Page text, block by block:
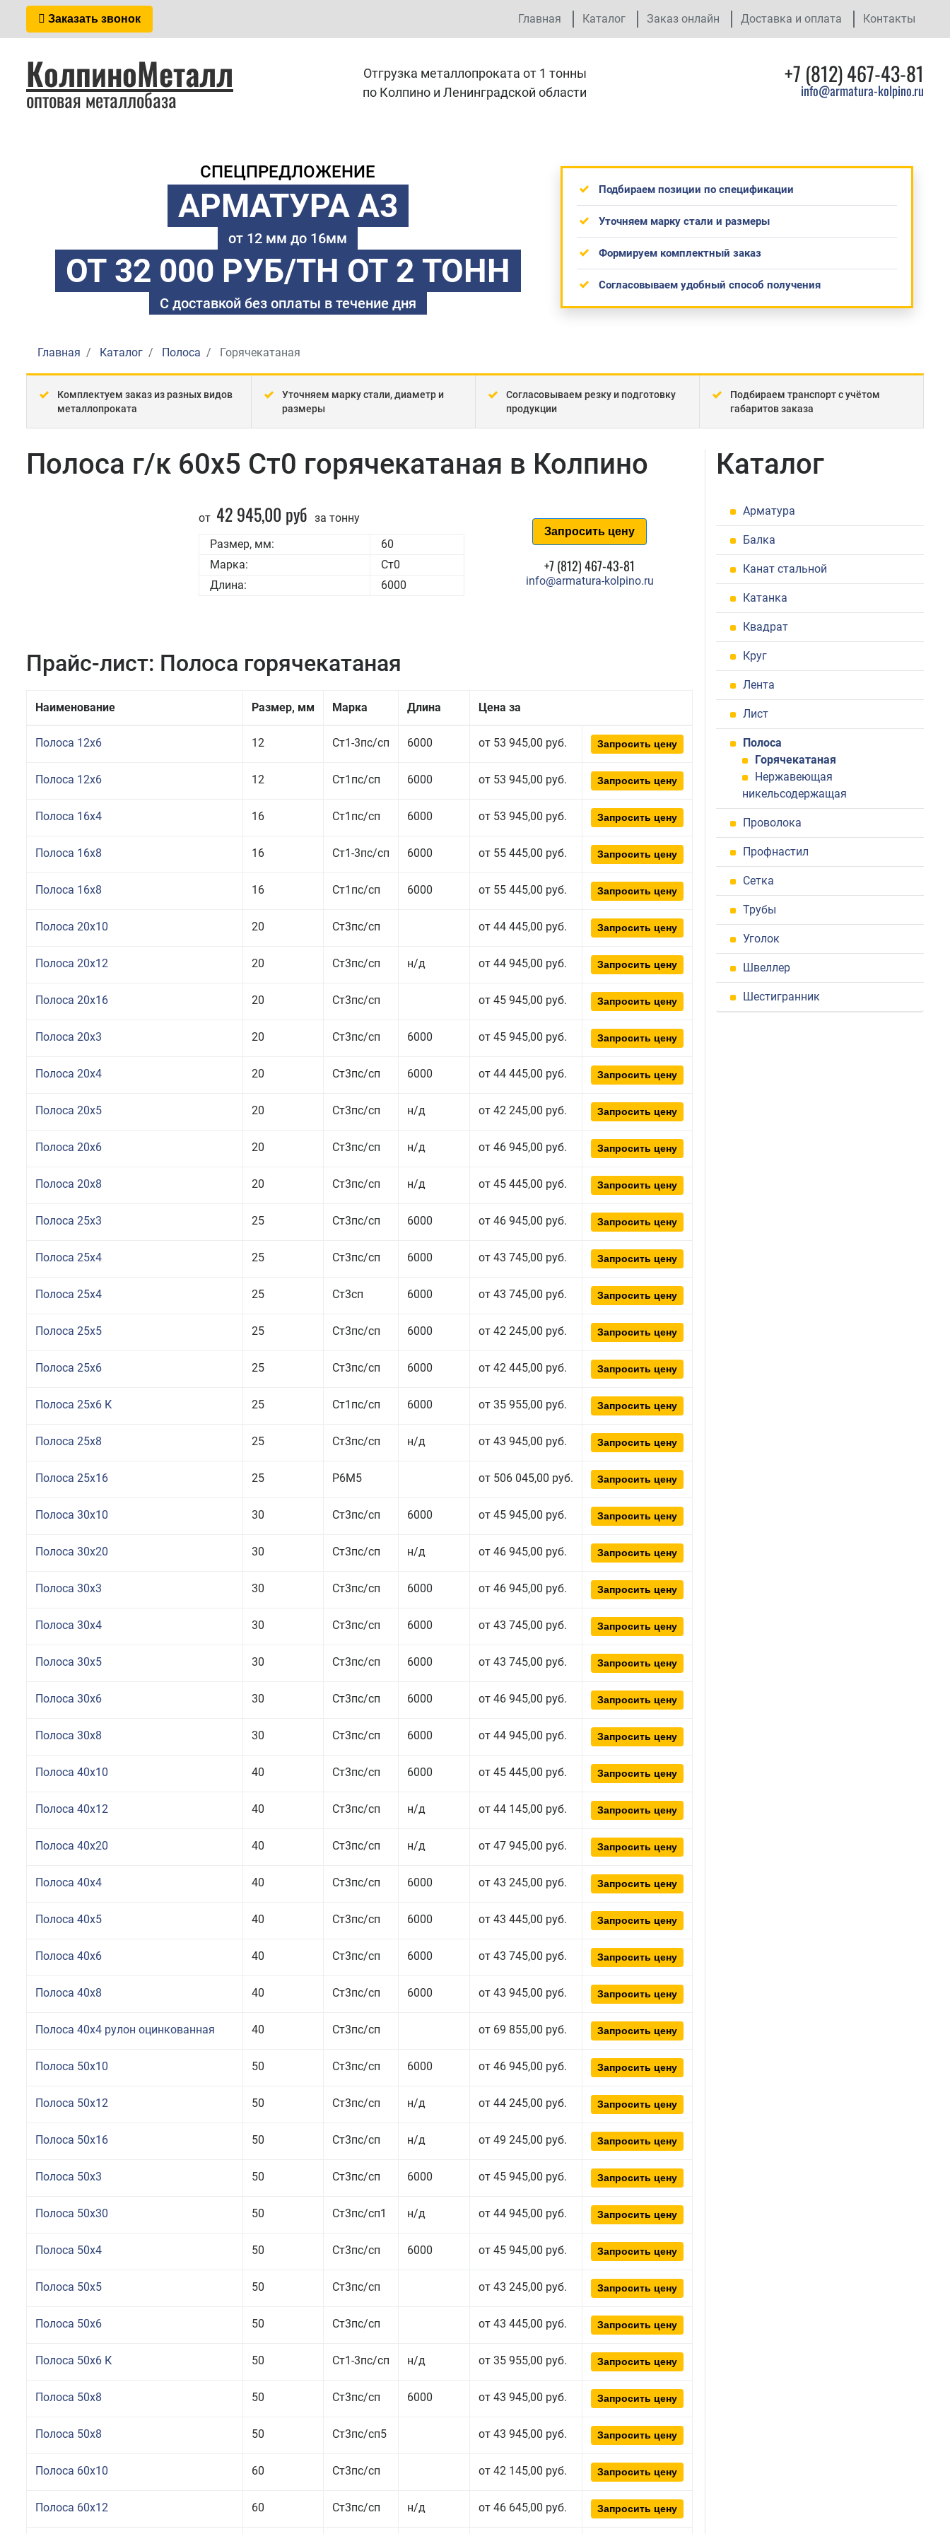
Заказать звонок Главная Каталог Заказ онлайн Доставка и оплата Контакты
КолпиноМеталл
оптовая металлобаза
Отгрузка металлопроката от 1 тонны
по Колпино и Ленинградской области
+7 (812) 467-43-81
info@armatura-kolpino.ru
СПЕЦПРЕДЛОЖЕНИЕ
АРМАТУРА А3
от 12 мм до 16мм
ОТ 32 000 РУБ/ТН ОТ 2 ТОНН
С доставкой без оплаты в течение дня
Подбираем позиции по спецификации
Уточняем марку стали и размеры
Формируем комплектный заказ
Согласовываем удобный способ получения
Главная Каталог Полоса Горячекатаная
Комплектуем заказ из разных видов
металлопроката
Уточняем марку стали, диаметр и
размеры
Согласовываем резку и подготовку
продукции
Подбираем транспорт с учётом
габаритов заказа
Полоса г/к 60x5 Ст0 горячекатаная в Колпино
от 42 945,00 руб за тонну
Размер, мм:
60
Марка:
Ст0
Длина:
6000
Запросить цену
+7 (812) 467-43-81
info@armatura-kolpino.ru
Прайс-лист: Полоса горячекатаная
Наименование Размер, мм Марка Длина Цена за
Полоса 12x6 12 Ст1-3пс/сп 6000 от 53 945,00 руб. Запросить цену
Полоса 12x6 12 Ст1пс/сп 6000 от 53 945,00 руб. Запросить цену
Полоса 16x4 16 Ст1пс/сп 6000 от 53 945,00 руб. Запросить цену
Полоса 16x8 16 Ст1-3пс/сп 6000 от 55 445,00 руб. Запросить цену
Полоса 16x8 16 Ст1пс/сп 6000 от 55 445,00 руб. Запросить цену
Полоса 20x10 20 Ст3пс/сп от 44 445,00 руб. Запросить цену
Полоса 20x12 20 Ст3пс/сп н/д от 44 945,00 руб. Запросить цену
Полоса 20x16 20 Ст3пс/сп от 45 945,00 руб. Запросить цену
Полоса 20x3 20 Ст3пс/сп 6000 от 45 945,00 руб. Запросить цену
Полоса 20x4 20 Ст3пс/сп 6000 от 44 445,00 руб. Запросить цену
Полоса 20x5 20 Ст3пс/сп н/д от 42 245,00 руб. Запросить цену
Полоса 20x6 20 Ст3пс/сп н/д от 46 945,00 руб. Запросить цену
Полоса 20x8 20 Ст3пс/сп н/д от 45 445,00 руб. Запросить цену
Полоса 25x3 25 Ст3пс/сп 6000 от 46 945,00 руб. Запросить цену
Полоса 25x4 25 Ст3пс/сп 6000 от 43 745,00 руб. Запросить цену
Полоса 25x4 25 Ст3сп 6000 от 43 745,00 руб. Запросить цену
Полоса 25x5 25 Ст3пс/сп 6000 от 42 245,00 руб. Запросить цену
Полоса 25x6 25 Ст3пс/сп 6000 от 42 445,00 руб. Запросить цену
Полоса 25x6 К 25 Ст1пс/сп 6000 от 35 955,00 руб. Запросить цену
Полоса 25x8 25 Ст3пс/сп н/д от 43 945,00 руб. Запросить цену
Полоса 25x16 25 Р6М5 от 506 045,00 руб. Запросить цену
Полоса 30x10 30 Ст3пс/сп 6000 от 45 945,00 руб. Запросить цену
Полоса 30x20 30 Ст3пс/сп н/д от 46 945,00 руб. Запросить цену
Полоса 30x3 30 Ст3пс/сп 6000 от 46 945,00 руб. Запросить цену
Полоса 30x4 30 Ст3пс/сп 6000 от 43 745,00 руб. Запросить цену
Полоса 30x5 30 Ст3пс/сп 6000 от 43 745,00 руб. Запросить цену
Полоса 30x6 30 Ст3пс/сп 6000 от 46 945,00 руб. Запросить цену
Полоса 30x8 30 Ст3пс/сп 6000 от 44 945,00 руб. Запросить цену
Полоса 40x10 40 Ст3пс/сп 6000 от 45 445,00 руб. Запросить цену
Полоса 40x12 40 Ст3пс/сп н/д от 44 145,00 руб. Запросить цену
Полоса 40x20 40 Ст3пс/сп н/д от 47 945,00 руб. Запросить цену
Полоса 40x4 40 Ст3пс/сп 6000 от 43 245,00 руб. Запросить цену
Полоса 40x5 40 Ст3пс/сп 6000 от 43 445,00 руб. Запросить цену
Полоса 40x6 40 Ст3пс/сп 6000 от 43 745,00 руб. Запросить цену
Полоса 40x8 40 Ст3пс/сп 6000 от 43 945,00 руб. Запросить цену
Полоса 40x4 рулон оцинкованная 40 Ст3пс/сп от 69 855,00 руб. Запросить цену
Полоса 50x10 50 Ст3пс/сп 6000 от 46 945,00 руб. Запросить цену
Полоса 50x12 50 Ст3пс/сп н/д от 44 245,00 руб. Запросить цену
Полоса 50x16 50 Ст3пс/сп н/д от 49 245,00 руб. Запросить цену
Полоса 50x3 50 Ст3пс/сп 6000 от 45 945,00 руб. Запросить цену
Полоса 50x30 50 Ст3пс/сп1 н/д от 44 945,00 руб. Запросить цену
Полоса 50x4 50 Ст3пс/сп 6000 от 45 945,00 руб. Запросить цену
Полоса 50x5 50 Ст3пс/сп от 43 245,00 руб. Запросить цену
Полоса 50x6 50 Ст3пс/сп от 43 445,00 руб. Запросить цену
Полоса 50x6 К 50 Ст1-3пс/сп н/д от 35 955,00 руб. Запросить цену
Полоса 50x8 50 Ст3пс/сп 6000 от 43 945,00 руб. Запросить цену
Полоса 50x8 50 Ст3пс/сп5 от 43 945,00 руб. Запросить цену
Полоса 60x10 60 Ст3пс/сп от 42 145,00 руб. Запросить цену
Полоса 60x12 60 Ст3пс/сп н/д от 46 645,00 руб. Запросить цену
Каталог
Арматура
Балка
Канат стальной
Катанка
Квадрат
Круг
Лента
Лист
Полоса
Горячекатаная
Нержавеющая
никельсодержащая
Проволока
Профнастил
Сетка
Трубы
Уголок
Швеллер
Шестигранник